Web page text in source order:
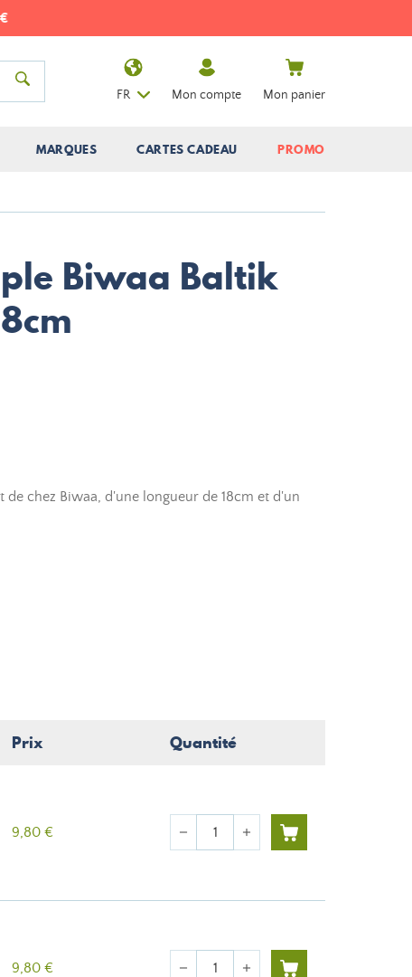
MARQUES CARTES CADEAU PROMO
FR Mon compte Mon panier
Biwaa Baltik
chez Biwaa, d'une longueur de 18cm et d'un
Prix Quantité
9,80 € Quantité
remove add
9,80 € Quantité
remove add